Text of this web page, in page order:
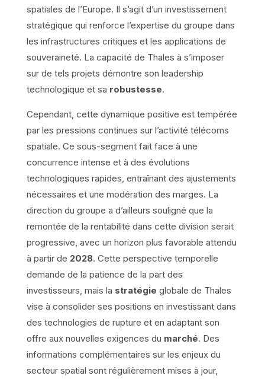
spatiales de l’Europe. Il s’agit d’un investissement
stratégique qui renforce l’expertise du groupe dans
les infrastructures critiques et les applications de
souveraineté. La capacité de Thales à s’imposer
sur de tels projets démontre son leadership
technologique et sa robustesse.
Cependant, cette dynamique positive est tempérée
par les pressions continues sur l’activité télécoms
spatiale. Ce sous-segment fait face à une
concurrence intense et à des évolutions
technologiques rapides, entraînant des ajustements
nécessaires et une modération des marges. La
direction du groupe a d’ailleurs souligné que la
remontée de la rentabilité dans cette division serait
progressive, avec un horizon plus favorable attendu
à partir de 2028. Cette perspective temporelle
demande de la patience de la part des
investisseurs, mais la stratégie globale de Thales
vise à consolider ses positions en investissant dans
des technologies de rupture et en adaptant son
offre aux nouvelles exigences du marché. Des
informations complémentaires sur les enjeux du
secteur spatial sont régulièrement mises à jour,